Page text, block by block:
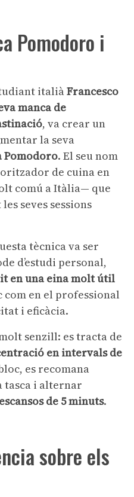
Pomodoro i
italiàFrancesco
manca de
, va crear un
la seva
Pomodoro. El seu nom
de cuina en
comú a Itàlia— que
seves sessions
tècnicava ser
d’estudi personal,
en una eina molt útil
com en el professional
i eficàcia.
senzill: es tracta de
en intervals de
es recomana
tasca i alternar
de 5 minuts.
sobre els